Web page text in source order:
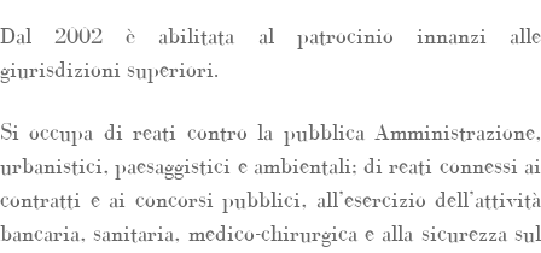
Dal 2002 è abilitata al patrocinio innanzi alle
giurisdizioni superiori.
Si occupa di reati contro la pubblica Amministrazione,
urbanistici, paesaggistici e ambientali; di reati connessi ai
contratti e ai concorsi pubblici, all’esercizio dell’attività
bancaria, sanitaria, medico-chirurgica e alla sicurezza sul